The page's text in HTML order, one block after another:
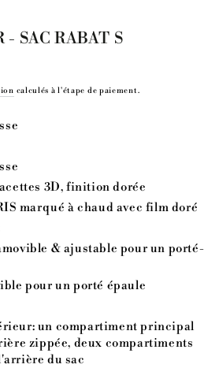
SAC RABAT S
calculés à l'étape de paiement.
3D, finition dorée
marqué à chaud avec film doré
& ajustable pour un porté-
pour un porté épaule
un compartiment principal
zippée, deux compartiments
du sac